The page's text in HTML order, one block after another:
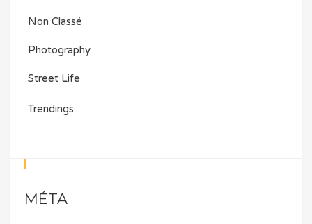
Non Classé
Photography
Street Life
Trendings
MÉTA